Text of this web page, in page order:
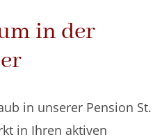
in der
in unserer Pension St.
in Ihren aktiven